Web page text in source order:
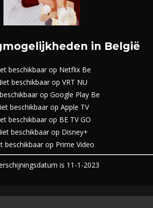
in België
beschikbaar op Netflix Be
beschikbaar op VRT NU
op Google Play Be
beschikbaar op Apple TV
beschikbaar op BE TV GO
beschikbaar op Disney+
beschikbaar op Prime Video
is 11-1-2023